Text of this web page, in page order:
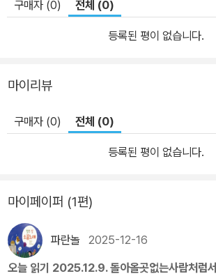
날기 위해 우리가 가져야 할 가벼움은 무엇일
생각했습니다. 사랑처럼 희망처럼 날개 없이도
만을 담아내기 위한 그릇을 빚어보자 하였습니
에 뜰 수 있다는 무한한 가능성의 말이니 여기
들 시로 그 거처를 옮김으로 언어적 경계를 넘어
같은 숨결로 호흡할 수 있게 최적격의 번역가를
붙이는가 물으신다면 말입니다. 3. 난다시편은 두 가지 형태의 만듦
새로 기획했습니다. 대중성을 담보로 한 일반 시
스로 유연성을 더한 미니 에디션 ‘더 쏙’을 동시
구매자 (0) 전체 (0)
등록된 평이 없습니다.
마이리뷰
구매자 (0) 전체 (0)
등록된 평이 없습니다.
마이페이퍼 (1편)
파란놀 2025-12-16
오늘 읽기 2025.12.9. 돌아올곳없는사람처럼